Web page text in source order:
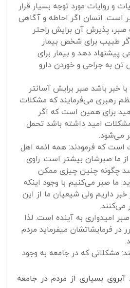
و روایات مورد توجه بسیار قرار
است. انسان اگر احاطه و آگاهی
پذیرش آن برایش راحتر
طبیب برای شخص بیمار
پیشنهاد دهد و بیمار برای
تن به جراحی و خوردن دارو
خبر باشد صبر برایش آسانتر
رهبری می‌فرمایند که مشکلات
برای همین است که اگر
امید داشته باشد تحمل
می‌شود.
است که فرمودند: همه ائمه اهل
ما صبرشان بیشتر است. راوی
چگونه چنین چیزی ممکن
ما صبر می‌کنیم با وجود اینکه
خبر داریم ولی شیعیان ما از این
می‌کنند.
امیدواری به آینده است. لذا
مقام معظم رهبری مکرر در فرمایشاتشان می‎فرماید مردم
مشکلاتی که در جامعه به وجود
بسیاری از مردم در جامعه